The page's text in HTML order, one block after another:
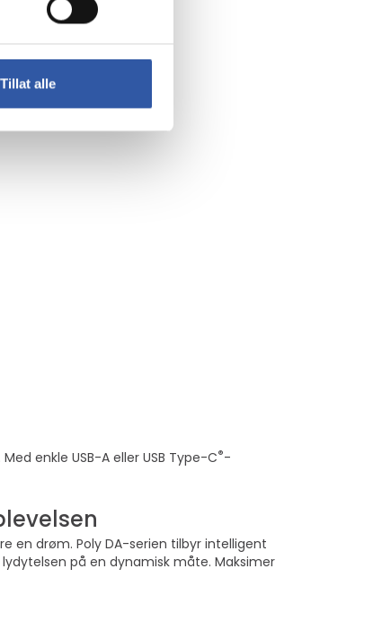
Tillat alle
enkle USB-A eller USB Type-C®-
en drøm. Poly DA-serien tilbyr intelligent
på en dynamisk måte. Maksimer